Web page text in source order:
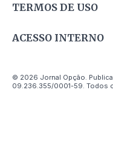
TERMOS DE USO
ACESSO INTERNO
© 2026 Jornal Opção.
09.236.355/0001-59. Todos